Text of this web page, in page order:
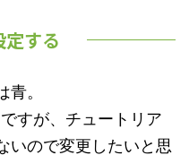
する
。
すが、チュートリア
いので変更したいと思